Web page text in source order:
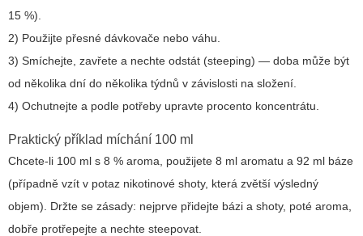
15 %).
2) Použijte přesné dávkovače nebo váhu.
3) Smíchejte, zavřete a nechte odstát (steeping) — doba může být
od několika dní do několika týdnů v závislosti na složení.
4) Ochutnejte a podle potřeby upravte procento koncentrátu.
Praktický příklad míchání 100 ml
Chcete-li 100 ml s 8 % aroma, použijete 8 ml aromatu a 92 ml báze
(případně vzít v potaz nikotinové shoty, která zvětší výsledný
objem). Držte se zásady: nejprve přidejte bázi a shoty, poté aroma,
dobře protřepejte a nechte steepovat.